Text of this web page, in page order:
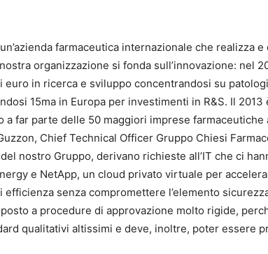
farmaceutica internazionale che realizza
organizzazione si fonda sull’innovazione: nel
euro in ricerca e sviluppo concentrandosi su
15ma in Europa per investimenti in R&S. Il 2013
a far parte delle 50 maggiori imprese farmaceutiche
Chief Technical Officer Gruppo Chiesi
nostro Gruppo, derivano richieste all’IT che ci
e NetApp, un cloud privato virtuale per
senza compromettere l’elemento
a procedure di approvazione molto rigide,
qualitativi altissimi e deve, inoltre, poter essere